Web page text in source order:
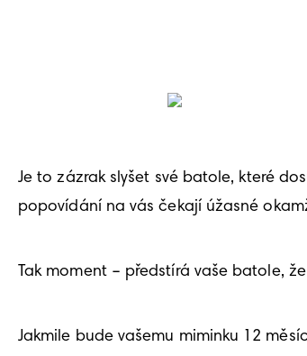
Je to zázrak slyšet své batole, které
popovídání na vás čekají úžasné
Tak moment – předstírá vaše batole,
Jakmile bude vašemu miminku 12